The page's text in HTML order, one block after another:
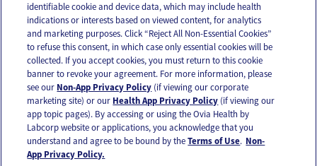
OUR APPS
FOLLOW US
identifiable cookie and device data, which may include health
indications or interests based on viewed content, for analytics
and marketing purposes. Click “Reject All Non-Essential Cookies”
to refuse this consent, in which case only essential cookies will be
collected. If you accept cookies, you must return to this cookie
banner to revoke your agreement. For more information, please
see our Non-App Privacy Policy (if viewing our corporate
marketing site) or our Health App Privacy Policy (if viewing our
app topic pages). By accessing or using the Ovia Health by
Labcorp website or applications, you acknowledge that you
understand and agree to be bound by theTerms of Use. Non-
App Privacy Policy.